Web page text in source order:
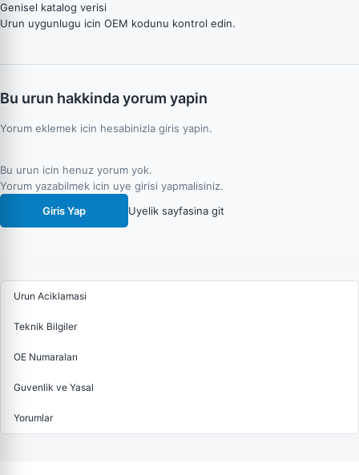
Genisel katalog verisi
Urun uygunlugu icin OEM kodunu kontrol edin.
Bu urun hakkinda yorum yapin
Yorum eklemek icin hesabinizla giris yapin.
Bu urun icin henuz yorum yok.
Yorum yazabilmek icin uye girisi yapmalisiniz.
Giris Yap
Uyelik sayfasina git
Urun Aciklamasi
Teknik Bilgiler
OE Numaraları
Guvenlik ve Yasal
Yorumlar